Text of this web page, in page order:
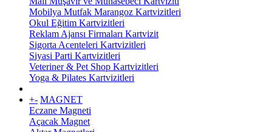
Mobilya Mutfak Marangoz Kartvizitleri
Okul Eğitim Kartvizitleri
Reklam Ajansı Firmaları Kartvizit
Sigorta Acenteleri Kartvizitleri
Siyasi Parti Kartvizitleri
Veteriner & Pet Shop Kartvizitleri
Yoga & Pilates Kartvizitleri
+- MAGNET
Eczane Magneti
Açacak Magnet